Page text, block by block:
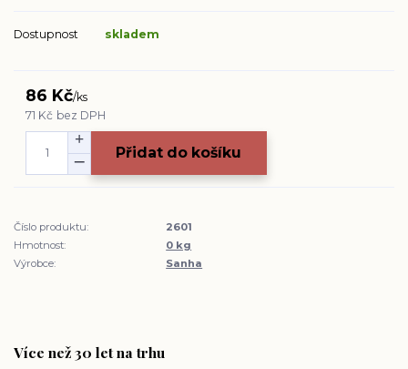
Dostupnost skladem
86 Kč/ks
71 Kč bez DPH
Přidat do košíku
Číslo produktu:
2601
Hmotnost:
0 kg
Výrobce:
Sanha
Více než 30 let na trhu